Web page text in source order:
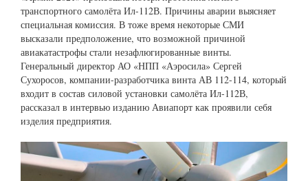
транспортного самолёта Ил-112В. Причины аварии выясняет
специальная комиссия. В тоже время некоторые СМИ
высказали предположение, что возможной причиной
авиакатастрофы стали незафлюгированные винты.
Генеральный директор АО «НПП «Аэросила» Сергей
Сухоросов, компании-разработчика винта АВ 112-114, который
входит в состав силовой установки самолёта Ил-112В,
рассказал в интервью изданию Авиапорт как проявили себя
изделия предприятия.